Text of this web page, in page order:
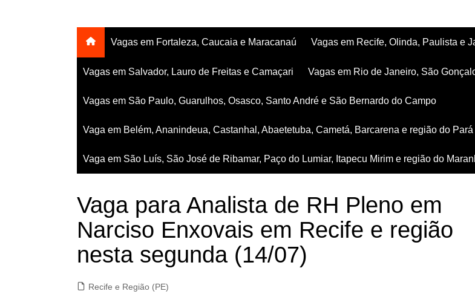
Vagas em Fortaleza, Caucaia e Maracanaú Vagas em Recife, Olinda, Paulista e
Vagas em Salvador, Lauro de Freitas e Camaçari Vagas em Rio de Janeiro, São
Vagas em São Paulo, Guarulhos, Osasco, Santo André e São Bernardo do Campo
Vaga em Belém, Ananindeua, Castanhal, Abaetetuba, Cametá, Barcarena e região do Pará
Vaga em São Luís, São José de Ribamar, Paço do Lumiar, Itapecu Mirim e região do
Vaga para Analista de RH Pleno em
Narciso Enxovais em Recife e região
nesta segunda (14/07)
Recife e Região (PE)